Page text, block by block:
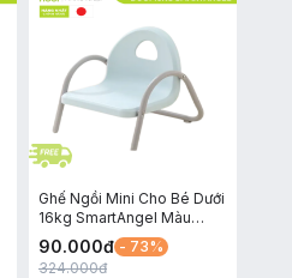
Ghế Ngồi Mini Cho Bé Dưới
16kg SmartAngel Màu
Xanh Xám
90.000đ - 73%
324.000đ